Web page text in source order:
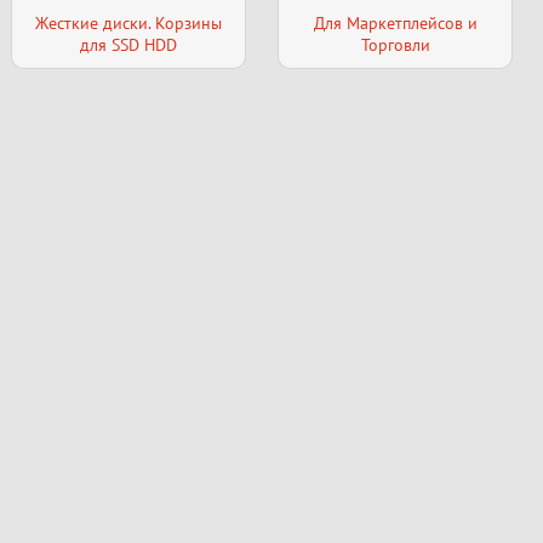
Жесткие диски. Корзины
для SSD HDD
Для Маркетплейсов и
Торговли